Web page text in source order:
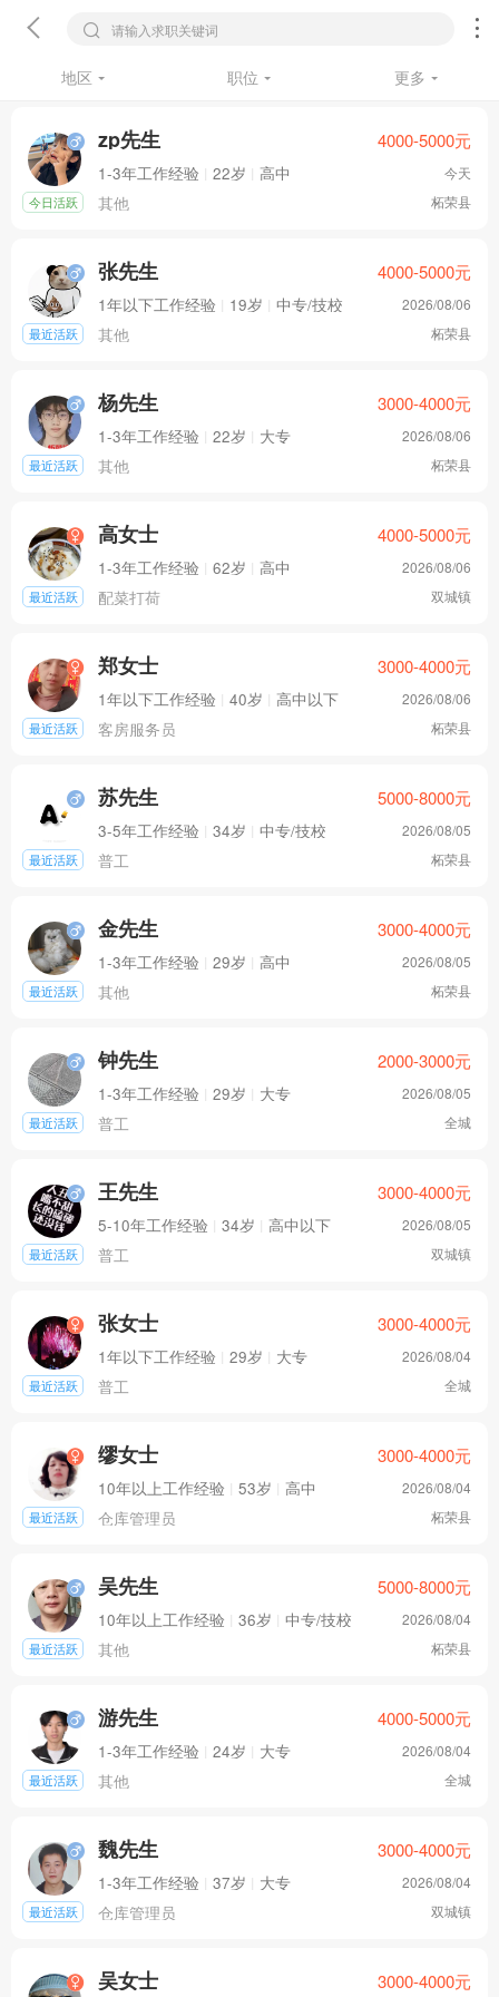
请输入求职关键词
地区 职位 更多
今日活跃
zp先生
1-3年工作经验 22岁 高中
其他
4000-5000元
今天
柘荣县
最近活跃
张先生
1年以下工作经验 19岁 中专/技校
其他
4000-5000元
2026/08/06
柘荣县
最近活跃
杨先生
1-3年工作经验 22岁 大专
其他
3000-4000元
2026/08/06
柘荣县
最近活跃
高女士
1-3年工作经验 62岁 高中
配菜打荷
4000-5000元
2026/08/06
双城镇
最近活跃
郑女士
1年以下工作经验 40岁 高中以下
客房服务员
3000-4000元
2026/08/06
柘荣县
最近活跃
苏先生
3-5年工作经验 34岁 中专/技校
普工
5000-8000元
2026/08/05
柘荣县
最近活跃
金先生
1-3年工作经验 29岁 高中
其他
3000-4000元
2026/08/05
柘荣县
最近活跃
钟先生
1-3年工作经验 29岁 大专
普工
2000-3000元
2026/08/05
全城
最近活跃
王先生
5-10年工作经验 34岁 高中以下
普工
3000-4000元
2026/08/05
双城镇
最近活跃
张女士
1年以下工作经验 29岁 大专
普工
3000-4000元
2026/08/04
全城
最近活跃
缪女士
10年以上工作经验 53岁 高中
仓库管理员
3000-4000元
2026/08/04
柘荣县
最近活跃
吴先生
10年以上工作经验 36岁 中专/技校
其他
5000-8000元
2026/08/04
柘荣县
最近活跃
游先生
1-3年工作经验 24岁 大专
其他
4000-5000元
2026/08/04
全城
最近活跃
魏先生
1-3年工作经验 37岁 大专
仓库管理员
3000-4000元
2026/08/04
双城镇
吴女士 3000-4000元